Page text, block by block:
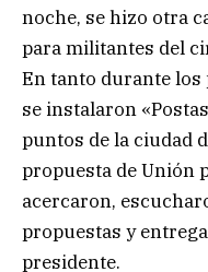
noche, se hizo otra
para militantes del
En tanto durante los
se instalaron
puntos de la ciudad
propuesta de Unión
acercaron,
propuestas y
presidente.